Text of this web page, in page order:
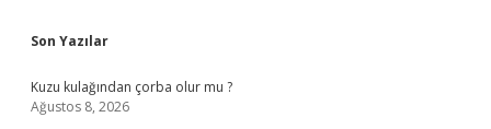
Sidebar
Son Yazılar
Kuzu kulağından çorba olur mu ?
Ağustos 8, 2026